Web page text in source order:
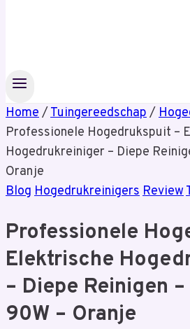
Home/Tuingereedschap/
Professionele Hogedrukspuit –
Hogedrukreiniger – Diepe
Oranje
Blog HogedrukreinigersReview
Professionele
Elektrische
– Diepe Reinigen –
90W – Oranje